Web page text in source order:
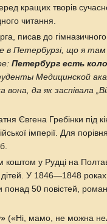
кращих творів
читання.
писав до
в Петербурзі, що я
Петербург есть
Медицинской
да як заспівала
Євгена Гребінки під
імперії. Для
коштом у Рудці на
У 1846—1848 роках
понад 50 повістей,
(«Ні, мамо, не можна